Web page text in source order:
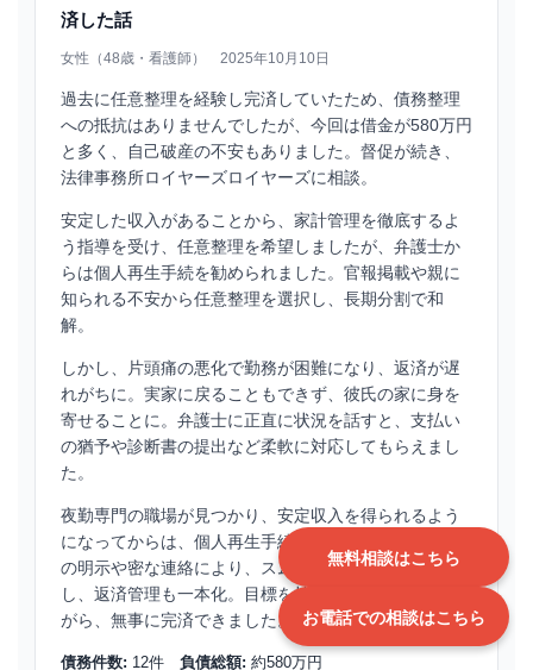
済した話
女性（48歳・看護師） 2025年10月10日
過去に任意整理を経験し完済していたため、債務整理
への抵抗はありませんでしたが、今回は借金が580万円
と多く、自己破産の不安もありました。督促が続き、
法律事務所ロイヤーズロイヤーズに相談。
安定した収入があることから、家計管理を徹底するよ
う指導を受け、任意整理を希望しましたが、弁護士か
らは個人再生手続を勧められました。官報掲載や親に
知られる不安から任意整理を選択し、長期分割で和
解。
しかし、片頭痛の悪化で勤務が困難になり、返済が遅
れがちに。実家に戻ることもできず、彼氏の家に身を
寄せることに。弁護士に正直に状況を話すと、支払い
の猶予や診断書の提出など柔軟に対応してもらえまし
た。
夜勤専門の職場が見つかり、安定収入を得られるよう
になってからは、個人再生手続に切り替え。必要書類
の明示や密な連絡により、スムーズに申立てが完了
し、返済管理も一本化。目標を持って残高を確認しな
がら、無事に完済できました。
債務件数: 12件 負債総額: 約580万円
無料相談はこちら
お電話での相談はこちら